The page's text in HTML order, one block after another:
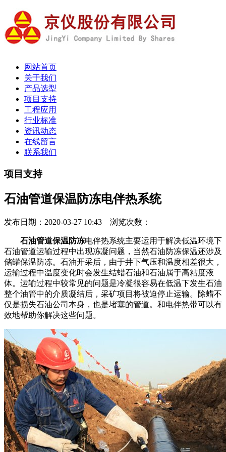
网站首页
关于我们
产品选型
项目支持
工程应用
行业标准
资讯动态
在线留言
联系我们
项目支持
石油管道保温防冻电伴热系统
发布日期：2020-03-27 10:43 浏览次数：
石油管道保温防冻电伴热系统主要运用于解决低温环境下
石油管道运输过程中出现冻凝问题，当然石油防冻保温还涉及
储罐保温防冻。石油开采后，由于井下气压和温度相差很大，
运输过程中温度变化时会发生结蜡石油和石油属于高粘度液
体。运输过程中较常见的问题是冷凝很容易在低温下发生石油
整个油管中的介质凝结后，采矿项目将被迫停止运输。除蜡不
仅是损失石油公司本身，也是堵塞的管道。和电伴热带可以有
效地帮助你解决这些问题。